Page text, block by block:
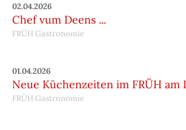
02.04.2026
Chef vum Deens ...
FRÜH Gastronomie
01.04.2026
Neue Küchenzeiten im FRÜH am
FRÜH Gastronomie